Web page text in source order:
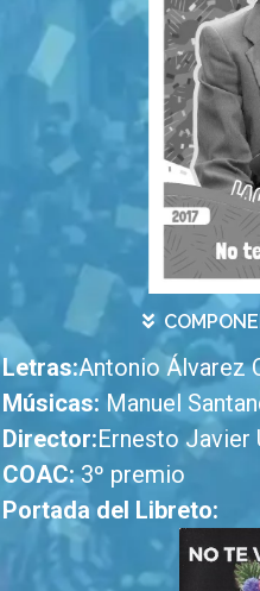
Letras:Antonio Álvarez
Músicas: Manuel
Director:Ernesto Javier
COAC:3º premio
Portada del Libreto: